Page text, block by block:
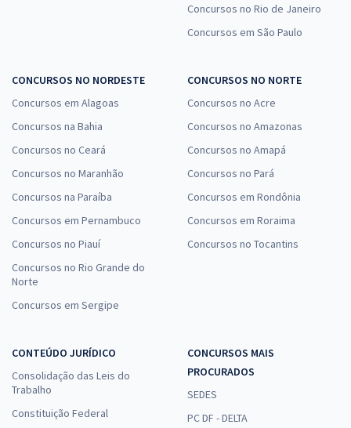
Concursos no Rio de Janeiro
Concursos em São Paulo
CONCURSOS NO NORDESTE
Concursos em Alagoas
Concursos na Bahia
Concursos no Ceará
Concursos no Maranhão
Concursos na Paraíba
Concursos em Pernambuco
Concursos no Piauí
Concursos no Rio Grande do
Norte
Concursos em Sergipe
CONCURSOS NO NORTE
Concursos no Acre
Concursos no Amazonas
Concursos no Amapá
Concursos no Pará
Concursos em Rondônia
Concursos em Roraima
Concursos no Tocantins
CONTEÚDO JURÍDICO
Consolidação das Leis do
Trabalho
Constituição Federal
CONCURSOS MAIS
PROCURADOS
SEDES
PC DF - DELTA